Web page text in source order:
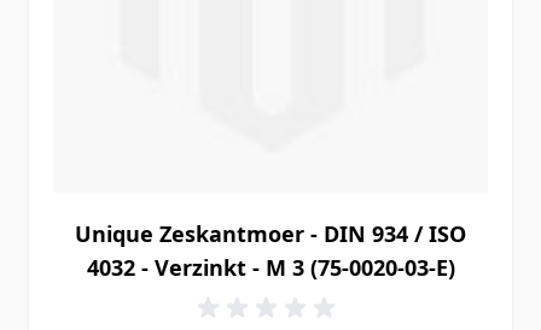
Unique Zeskantmoer - DIN 934 / ISO
4032 - Verzinkt - M 3 (75-0020-03-E)